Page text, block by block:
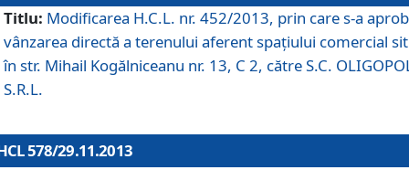
Titlu: Modificarea H.C.L. nr. 452/2013, prin care s-a
vânzarea directă a terenului aferent spaţiului comercial
în str. Mihail Kogălniceanu nr. 13, C 2, către S.C.
S.R.L.
578/29.11.2013